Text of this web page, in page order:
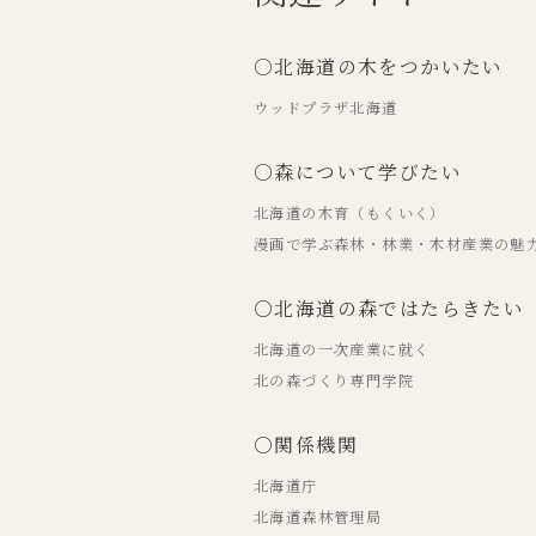
○北海道の木をつかいたい
ウッドプラザ北海道
○森について学びたい
北海道の木育（もくいく）
漫画で学ぶ森林・林業・木材産業の魅
○北海道の森ではたらきたい
北海道の一次産業に就く
北の森づくり専門学院
○関係機関
北海道庁
北海道森林管理局